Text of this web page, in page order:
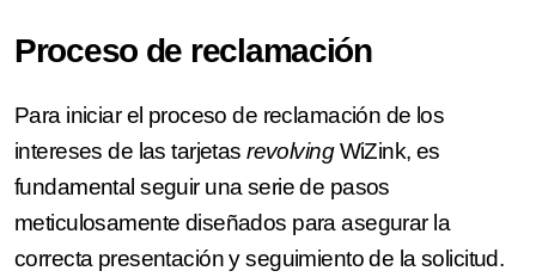
Proceso de reclamación
Para iniciar el proceso de reclamación de los
intereses de las tarjetasrevolvingWiZink, es
fundamental seguir una serie de pasos
meticulosamente diseñados para asegurar la
correcta presentación y seguimiento de la solicitud.